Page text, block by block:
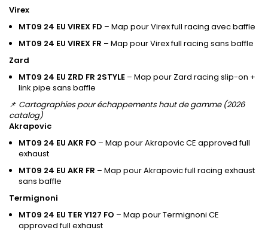
Virex
MT09 24 EU VIREX FD – Map pour Virex full racing avec baffle
MT09 24 EU VIREX FR – Map pour Virex full racing sans baffle
Zard
MT09 24 EU ZRD FR 2STYLE – Map pour Zard racing slip-on +
link pipe sans baffle
📌 Cartographies pour échappements haut de gamme (2026
catalog)
Akrapovic
MT09 24 EU AKR FO – Map pour Akrapovic CE approved full
exhaust
MT09 24 EU AKR FR – Map pour Akrapovic full racing exhaust
sans baffle
Termignoni
MT09 24 EU TER Y127 FO – Map pour Termignoni CE
approved full exhaust